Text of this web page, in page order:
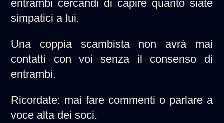
entrambi cercandi di capire quanto siate
simpatici a lui.
Una coppia scambista non avrà mai
contatti con voi senza il consenso di
entrambi.
Ricordate: mai fare commenti o parlare a
voce alta dei soci.